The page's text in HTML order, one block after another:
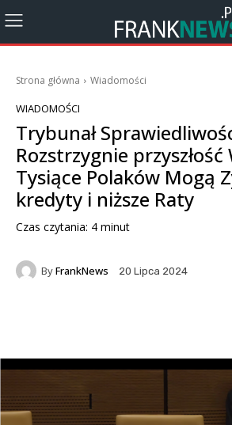
Strona główna Wiadomości
WIADOMOŚCI
Trybunał
Rozstrzygnie przyszłość
Tysiące Polaków Mogą
kredyty i niższe Raty
Czas czytania: 4 minut
ByFrankNews 20 Lipca 2024